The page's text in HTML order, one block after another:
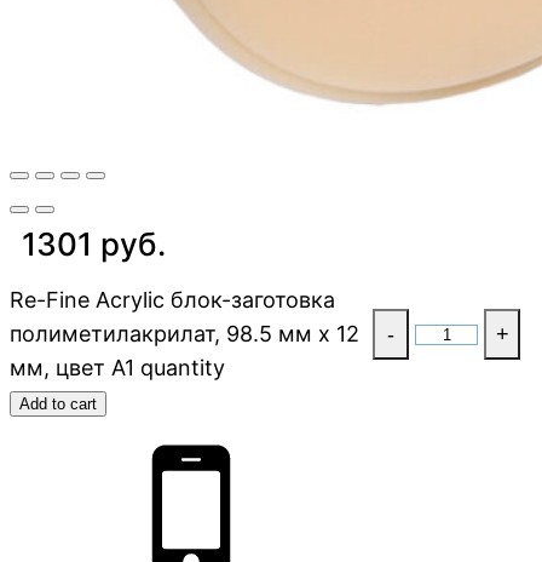
1301 руб.
Re-Fine Acrylic блок-заготовка
полиметилакрилат, 98.5 мм x 12
мм, цвет A1 quantity
- +
Add to cart